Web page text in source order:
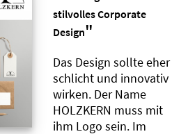
stilvolles Corporate
Design"
Das Design sollte eher
schlicht und innovativ
wirken. Der Name
HOLZKERN muss mit
ihm Logo sein. Im